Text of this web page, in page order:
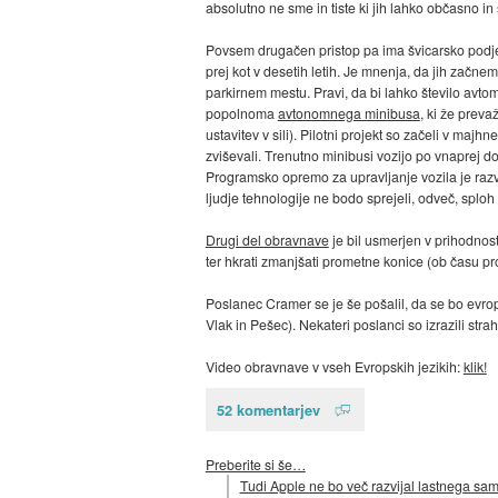
absolutno ne sme in tiste ki jih lahko občasno
Povsem drugačen pristop pa ima švicarsko
prej kot v desetih letih. Je mnenja, da jih
parkirnem mestu. Pravi, da bi lahko število
popolnoma avtonomnega minibusa, ki že
ustavitev v sili). Pilotni projekt so začeli v
zviševali. Trenutno minibusi vozijo po vnaprej
Programsko opremo za upravljanje vozila je
ljudje tehnologije ne bodo sprejeli, odveč,
Drugi del obravnaveje bil usmerjen v
ter hkrati zmanjšati prometne konice (ob času
Poslanec Cramer se je še pošalil, da se bo
Vlak in Pešec). Nekateri poslanci so izrazili
Video obravnave v vseh Evropskih jezikih:klik!
52 komentarjev
Preberite si še…
Tudi Apple ne bo več razvijal lastnega